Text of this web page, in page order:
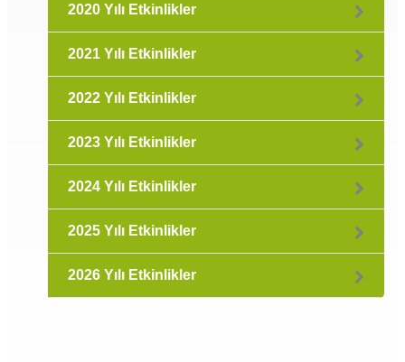
2020 Yılı Etkinlikler
2021 Yılı Etkinlikler
2022 Yılı Etkinlikler
2023 Yılı Etkinlikler
2024 Yılı Etkinlikler
2025 Yılı Etkinlikler
2026 Yılı Etkinlikler